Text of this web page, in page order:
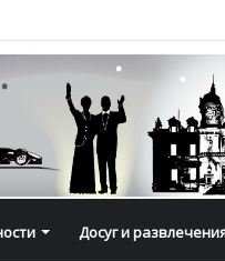
Досуг и